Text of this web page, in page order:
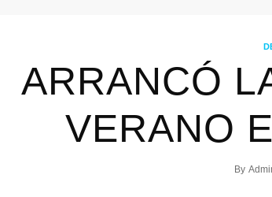
ARRANCÓ
VERANO
By